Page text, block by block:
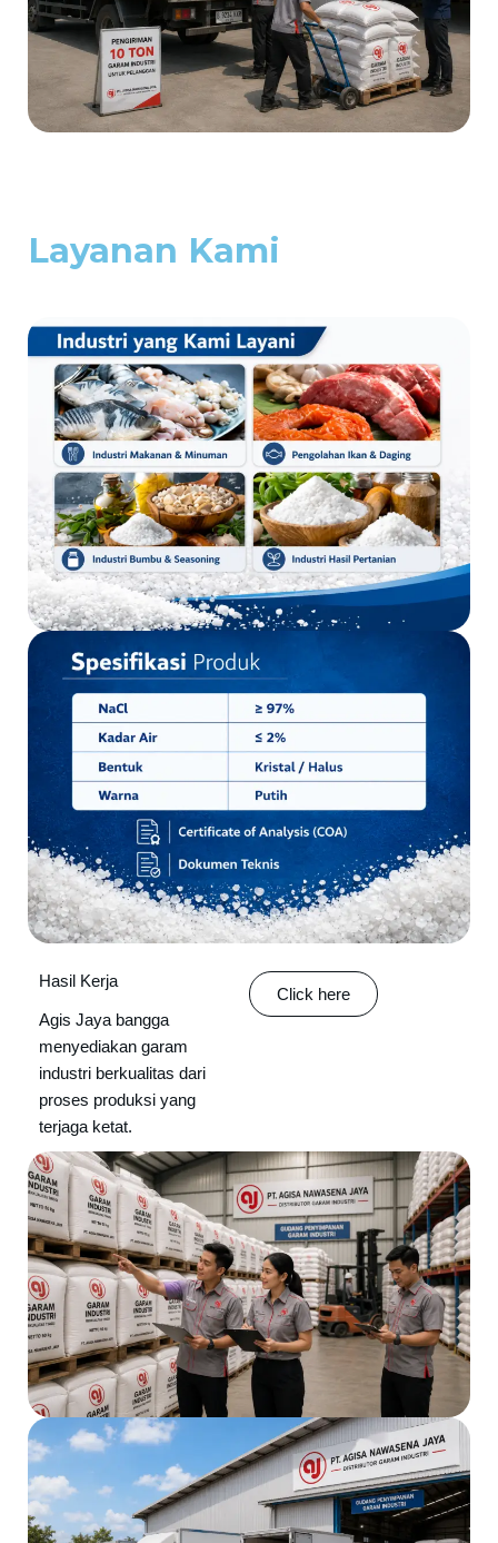
Layanan Kami
Hasil Kerja
Agis Jaya bangga
menyediakan garam
industri berkualitas dari
proses produksi yang
terjaga ketat.
Click here